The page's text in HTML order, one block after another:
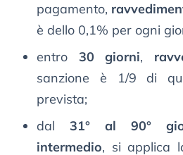
pagamento,
è dello 0,1% per ogni
entro 30 giorni,
sanzione è 1/9 di
prevista;
dal 31° al 90°
intermedio, si applica